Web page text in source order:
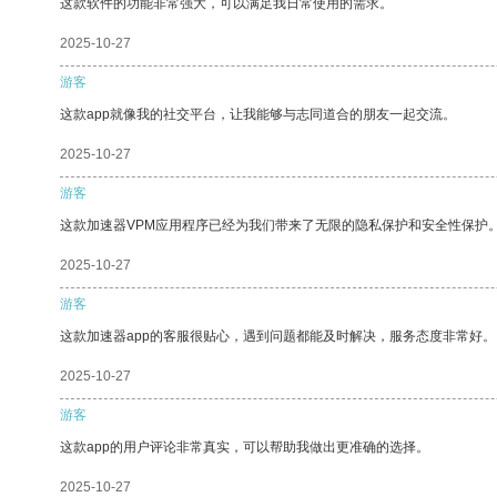
这款软件的功能非常强大，可以满足我日常使用的需求。
2025-10-27
游客
这款app就像我的社交平台，让我能够与志同道合的朋友一起交流。
2025-10-27
游客
这款加速器VPM应用程序已经为我们带来了无限的隐私保护和安全性保护
2025-10-27
游客
这款加速器app的客服很贴心，遇到问题都能及时解决，服务态度非常好。
2025-10-27
游客
这款app的用户评论非常真实，可以帮助我做出更准确的选择。
2025-10-27